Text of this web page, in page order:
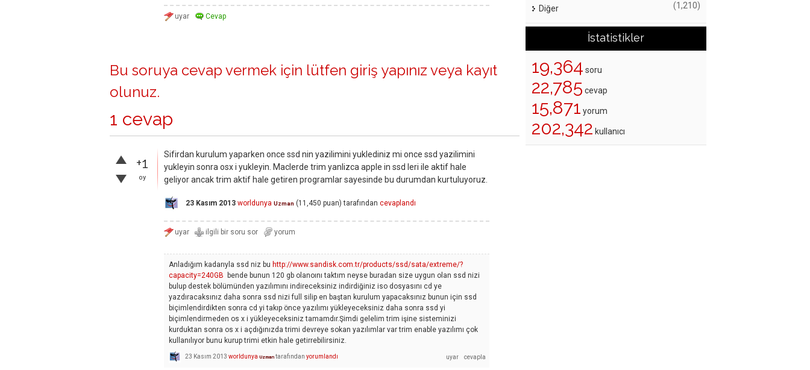
Bu soruya cevap vermek için lütfen giriş yapınız veya kayıt
olunuz.
1 cevap
+1
oy
Sifirdan kurulum yaparken once ssd nin yazilimini yuklediniz mi once ssd yazilimini
yukleyin sonra osx i yukleyin. Maclerde trim yanlizca apple in ssd leri ile aktif hale
geliyor ancak trim aktif hale getiren programlar sayesinde bu durumdan kurtuluyoruz.
23 Kasım 2013 worldunya Uzman (11,450 puan) tarafından cevaplandı
Anladığım kadarıyla ssd niz bu http://www.sandisk.com.tr/products/ssd/sata/extreme/?
capacity=240GB bende bunun 120 gb olanoını taktım neyse buradan size uygun olan ssd nizi
bulup destek bölümünden yazılımını indireceksiniz indirdiğiniz iso dosyasını cd ye
yazdıracaksınız daha sonra ssd nizi full silip en baştan kurulum yapacaksınız bunun için ssd
biçimlendirdikten sonra cd yi takıp önce yazılımı yükleyeceksiniz daha sonra ssd yi
biçimlendirmeden os x i yükleyeceksiniz tamamdır.Şimdi gelelim trim işine sisteminizi
kurduktan sonra os x i açdığınızda trimi devreye sokan yazılımlar var trim enable yazılımı çok
kullanılıyor bunu kurup trimi etkin hale getirrebilirsiniz.
23 Kasım 2013 worldunya Uzman tarafından yorumlandı
Diğer (1,210)
İstatistikler
19,364 soru
22,785 cevap
15,871 yorum
202,342 kullanıcı